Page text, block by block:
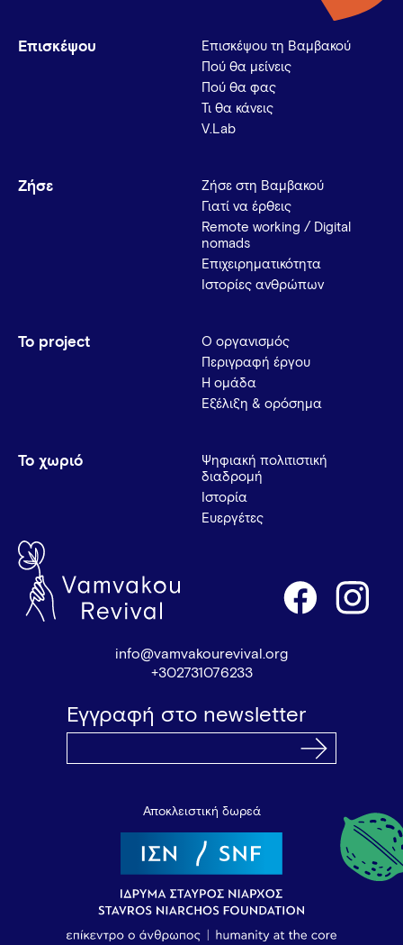
Επισκέψου
Επισκέψου τη Βαμβακού
Πού θα μείνεις
Πού θα φας
Τι θα κάνεις
V.Lab
Ζήσε
Ζήσε στη Βαμβακού
Γιατί να έρθεις
Remote working / Digital
nomads
Επιχειρηματικότητα
Ιστορίες ανθρώπων
Το project
Ο οργανισμός
Περιγραφή έργου
Η ομάδα
Εξέλιξη & ορόσημα
Το χωριό
Ψηφιακή πολιτιστική
διαδρομή
Ιστορία
Ευεργέτες
info@vamvakourevival.org
+302731076233
Εγγραφή στο newsletter
Αποκλειστική δωρεά